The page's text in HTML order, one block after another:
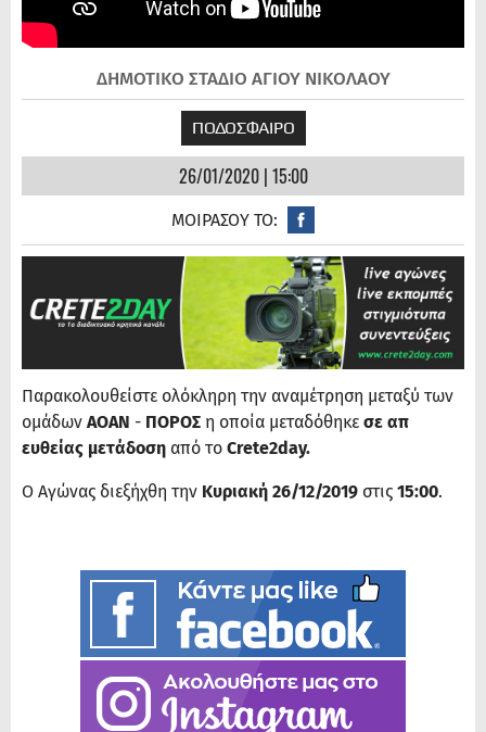
ΔΗΜΟΤΙΚΟ ΣΤΑΔΙΟ ΑΓΙΟΥ ΝΙΚΟΛΑΟΥ
ΠΟΔΟΣΦΑΙΡΟ
26/01/2020 | 15:00
ΜΟΙΡΑΣΟΥ ΤΟ:
Παρακολουθείστε ολόκληρη την αναμέτρηση μεταξύ των
ομάδων ΑΟΑΝ - ΠΟΡΟΣ η οποία μεταδόθηκε σε απ
ευθείας μετάδοση από το Crete2day.
Ο Αγώνας διεξήχθη την Κυριακή 26/12/2019 στις 15:00.